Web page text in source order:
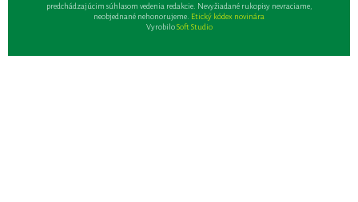
predchádzajúcim súhlasom vedenia redakcie. Nevyžiadané rukopisy nevraciame,
neobjednané nehonorujeme. Etický kódex novinára
VyrobiloSoft Studio